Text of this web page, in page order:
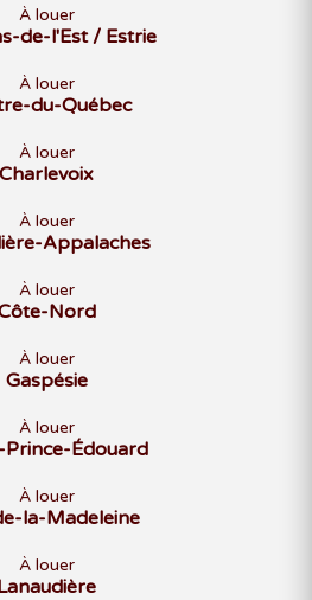
À louer
de-l'Est / Estrie
À louer
du-Québec
À louer
Charlevoix
À louer
Appalaches
À louer
Nord
À louer
Gaspésie
À louer
Édouard
À louer
la-Madeleine
À louer